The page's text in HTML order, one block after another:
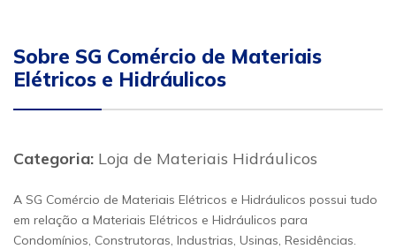
Sobre SG Comércio de Materiais
Elétricos e Hidráulicos
Categoria: Loja de Materiais Hidráulicos
A SG Comércio de Materiais Elétricos e Hidráulicos possui tudo
em relação a Materiais Elétricos e Hidráulicos para
Condomínios, Construtoras, Industrias, Usinas, Residências.